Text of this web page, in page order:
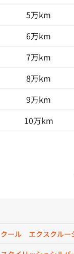
5万km
6万km
7万km
8万km
9万km
10万km
ール エクスクルー